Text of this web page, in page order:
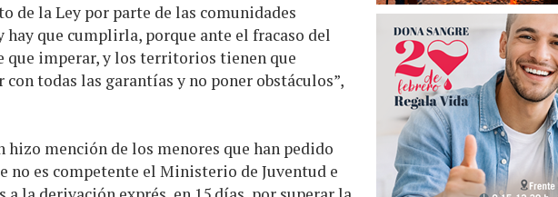
de la Ley por parte de las comunidades
hay que cumplirla, porque ante el fracaso del
imperar, y los territorios tienen que
todas las garantías y no poner obstáculos”,
mención de los menores que han pedido
no es competente el Ministerio de Juventud e